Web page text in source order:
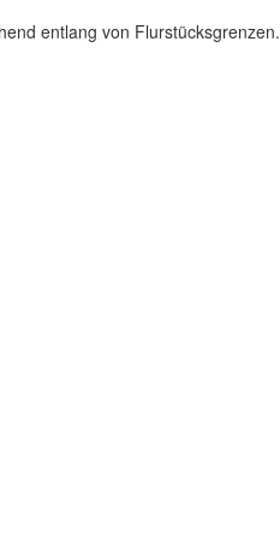
entlang von Flurstücksgrenzen.